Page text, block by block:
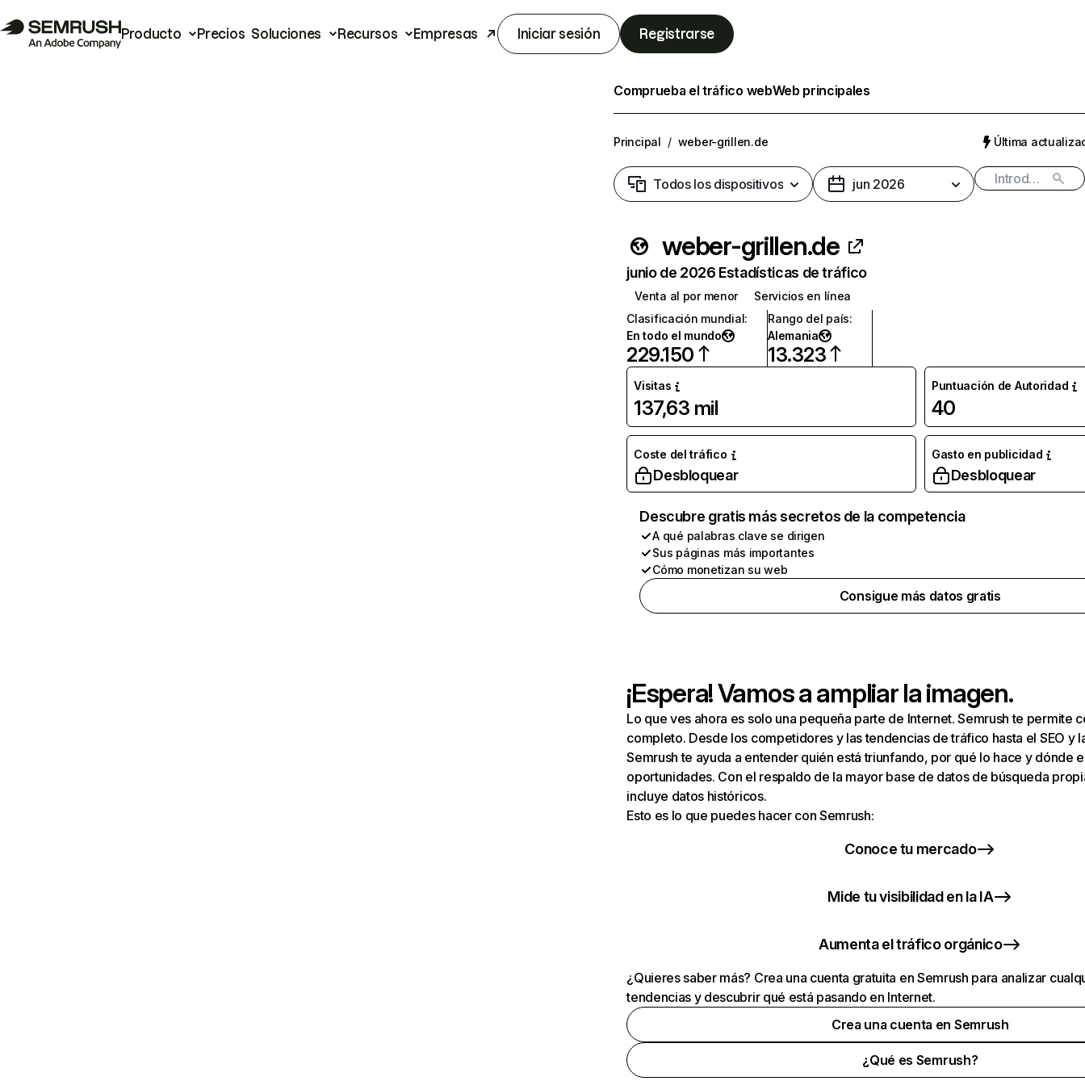
Producto Precios Soluciones Recursos Empresas Iniciar sesión Registrarse
Comprueba el tráfico webWeb principales
Principal / weber-grillen.de Última
Todos los dispositivos jun 2026
weber-grillen.de
junio de 2026 Estadísticas de tráfico
Venta al por menor
Servicios en línea
Clasificación mundial:
En todo el mundo
229.150
Rango del país:
Alemania
13.323
Visitas
137,63 mil
Puntuación de Autoridad
40
Coste del tráfico
Desbloquear
Gasto en publicidad
Desbloquear
Descubre gratis más secretos de la competencia
A qué palabras clave se dirigen
Sus páginas más importantes
Cómo monetizan su web
Consigue más datos gratis
¡Espera! Vamos a ampliar la imagen.
Lo que ves ahora es solo una pequeña parte de Internet. Semrush te permite
completo. Desde los competidores y las tendencias de tráfico hasta el SEO y
Semrush te ayuda a entender quién está triunfando, por qué lo hace y dónde
oportunidades. Con el respaldo de la mayor base de datos de búsqueda
incluye datos históricos.
Esto es lo que puedes hacer con Semrush:
Conoce tu mercado
Mide tu visibilidad en la IA
Aumenta el tráfico orgánico
¿Quieres saber más? Crea una cuenta gratuita en Semrush para analizar
tendencias y descubrir qué está pasando en Internet.
Crea una cuenta en Semrush
¿Qué es Semrush?